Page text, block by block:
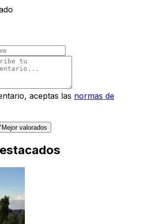
aceptas las normas de
Mejor valorados